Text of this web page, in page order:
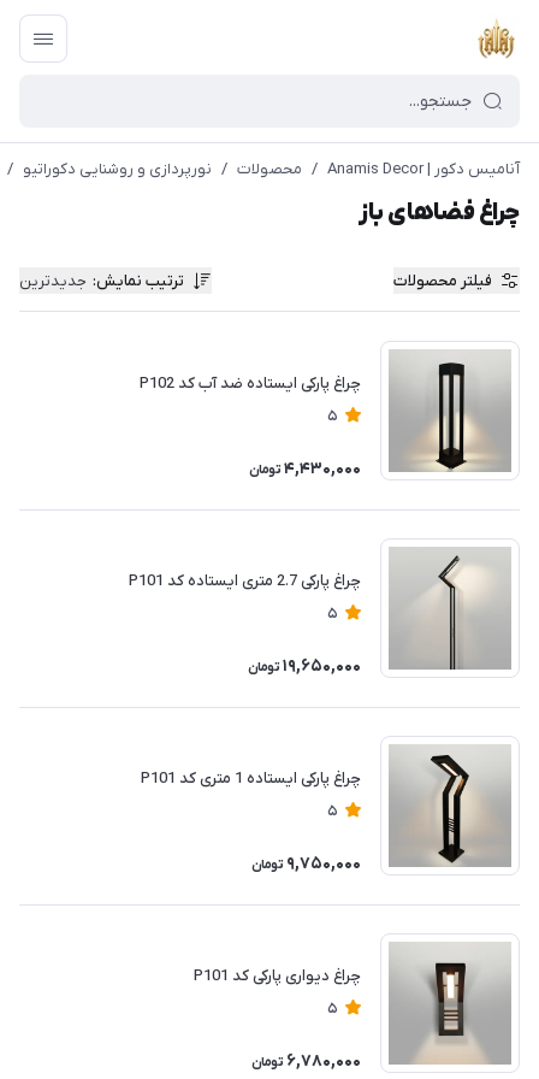
آنامیس دکور | Anamis Decor / محصولات / نورپردازی و روشنایی دکوراتیو /
چراغ فضاهای باز
فیلتر محصولات ترتیب نمایش: جدیدترین
چراغ پارکی ایستاده ضد آب کد P102
5
4,430,000 تومان
چراغ پارکی 2.7 متری ایستاده کد P101
5
19,650,000 تومان
چراغ پارکی ایستاده 1 متری کد P101
5
9,750,000 تومان
چراغ دیواری پارکی کد P101
5
6,780,000 تومان